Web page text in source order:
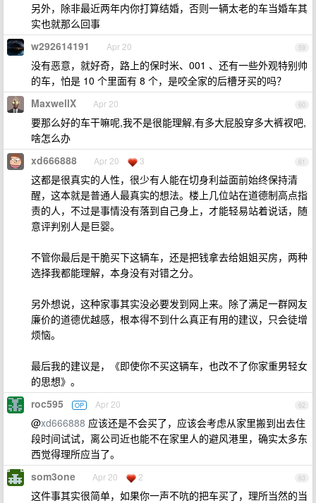
另外，除非最近两年内你打算结婚，否则一辆太老的车当婚车其
实也就那么回事
59
w292614191 Apr 20
没有恶意，就好奇，路上的保时米、001 、还有一些外观特别帅
的车，怕是 10 个里面有 8 个，是咬全家的后槽牙买的吗？
60
MaxwellX Apr 20
要那么好的车干嘛呢,我不是很能理解,有多大屁股穿多大裤衩吧,
啥怎么办
61
xd666888 Apr 20 3
这都是很真实的人性，很少有人能在切身利益面前始终保持清
醒，这本就是普通人最真实的想法。楼上几位站在道德制高点指
责的人，不过是事情没有落到自己身上，才能轻易站着说话，随
意评判别人是巨婴。
不管你最后是干脆买下这辆车，还是把钱拿去给姐姐买房，两种
选择我都能理解，本身没有对错之分。
另外想说，这种家事其实没必要发到网上来。除了满足一群网友
廉价的道德优越感，根本得不到什么真正有用的建议，只会徒增
烦恼。
最后我的建议是，《即使你不买这辆车，也改不了你家重男轻女
的思想》。
62
roc595 OP Apr 20
@xd666888 应该还是不会买了，应该会考虑从家里搬到出去住
段时间试试，离公司近也能不在家里人的避风港里，确实太多东
西觉得理所应当了。
63
som3one Apr 20 2
这件事其实很简单，如果你一声不吭的把车买了，理所当然的当